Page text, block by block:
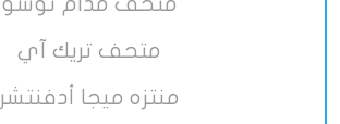
متحف تريك آي
منتزه ميجا أدفنتشر